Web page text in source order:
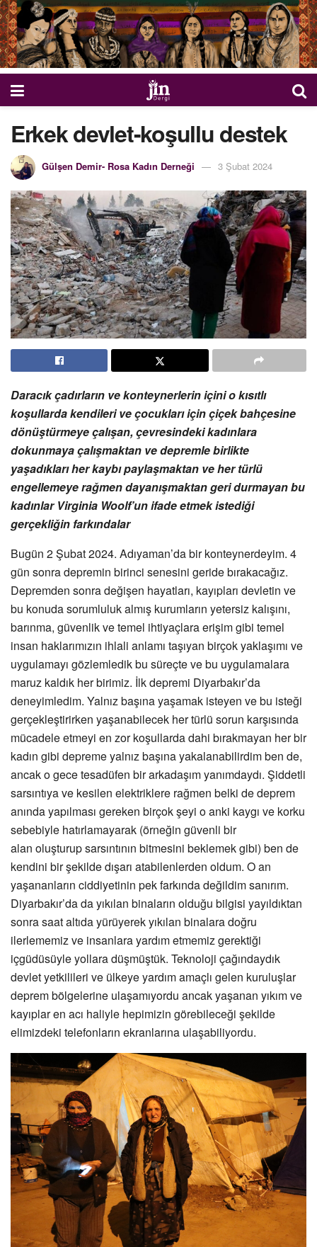
Erkek devlet-koşullu destek
Gülşen Demir- Rosa Kadın Derneği 3 Şubat 2024
Daracık çadırların ve konteynerlerin içini o kısıtlı
koşullarda kendileri ve çocukları için çiçek bahçesine
dönüştürmeye çalışan, çevresindeki kadınlara
dokunmaya çalışmaktan ve depremle birlikte
yaşadıkları her kaybı paylaşmaktan ve her türlü
engellemeye rağmen dayanışmaktan geri durmayan bu
kadınlar Virginia Woolf’un ifade etmek istediği
gerçekliğin farkındalar
Bugün 2 Şubat 2024. Adıyaman’da bir konteynerdeyim. 4
gün sonra depremin birinci senesini geride bırakacağız.
Depremden sonra değişen hayatları, kayıpları devletin ve
bu konuda sorumluluk almış kurumların yetersiz kalışını,
barınma, güvenlik ve temel ihtiyaçlara erişim gibi temel
insan haklarımızın ihlali anlamı taşıyan birçok yaklaşımı ve
uygulamayı gözlemledik bu süreçte ve bu uygulamalara
maruz kaldık her birimiz. İlk depremi Diyarbakır’da
deneyimledim. Yalnız başına yaşamak isteyen ve bu isteği
gerçekleştirirken yaşanabilecek her türlü sorun karşısında
mücadele etmeyi en zor koşullarda dahi bırakmayan her bir
kadın gibi depreme yalnız başına yakalanabilirdim ben de,
ancak o gece tesadüfen bir arkadaşım yanımdaydı. Şiddetli
sarsıntıya ve kesilen elektriklere rağmen belki de deprem
anında yapılması gereken birçok şeyi o anki kaygı ve korku
sebebiyle hatırlamayarak (örneğin güvenli bir
alan oluşturup sarsıntının bitmesini beklemek gibi) ben de
kendini bir şekilde dışarı atabilenlerden oldum. O an
yaşananların ciddiyetinin pek farkında değildim sanırım.
Diyarbakır’da da yıkılan binaların olduğu bilgisi yayıldıktan
sonra saat altıda yürüyerek yıkılan binalara doğru
ilerlememiz ve insanlara yardım etmemiz gerektiği
içgüdüsüyle yollara düşmüştük. Teknoloji çağındaydık
devlet yetkilileri ve ülkeyeyardım amaçlı gelen kuruluşlar
deprem bölgelerine ulaşamıyordu ancak yaşanan yıkım ve
kayıplar en acı haliyle hepimizin görebileceği şekilde
elimizdeki telefonların ekranlarına ulaşabiliyordu.